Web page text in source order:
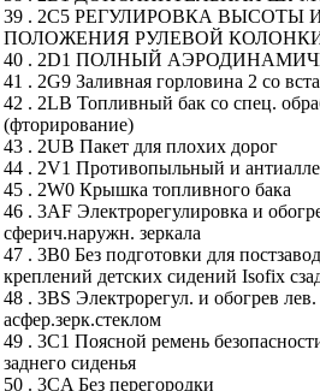
39 . 2C5 РЕГУЛИРОВКА ВЫСОТЫ
ПОЛОЖЕНИЯ РУЛЕВОЙ
40 . 2D1 ПОЛНЫЙ
41 . 2G9 Заливная горловина 2 со
42 . 2LB Топливный бак со спец.
(фторирование)
43 . 2UB Пакет для плохих дорог
44 . 2V1 Противопыльный и
45 . 2W0 Крышка топливного бака
46 . 3AF Электрорегулировка и
сферич.наружн. зеркала
47 . 3B0 Без подготовки для
креплений детских сидений Isofix
48 . 3BS Электрорегул. и обогрев
асфер.зерк.стеклом
49 . 3C1 Поясной ремень
заднего сиденья
50 . 3CA Без перегородки